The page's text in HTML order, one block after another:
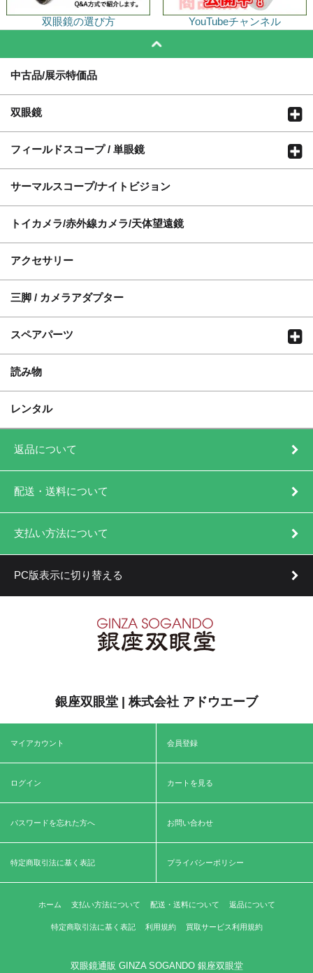
双眼鏡の選び方 YouTubeチャンネル
中古品/展示特価品
双眼鏡
フィールドスコープ / 単眼鏡
サーマルスコープ/ナイトビジョン
トイカメラ/赤外線カメラ/天体望遠鏡
アクセサリー
三脚 / カメラアダプター
スペアパーツ
読み物
レンタル
返品について
配送・送料について
支払い方法について
PC版表示に切り替える
銀座双眼堂 | 株式会社 アドウエーブ
マイアカウント 会員登録
ログイン カートを見る
パスワードを忘れた方へ お問い合わせ
特定商取引法に基く表記 プライバシーポリシー
ホーム 支払い方法について 配送・送料について 返品について
特定商取引法に基く表記 利用規約 買取サービス利用規約
双眼鏡通販 GINZA SOGANDO 銀座双眼堂